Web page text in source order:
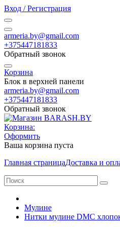
Вход / Регистрация
armeria.by@gmail.com
+375447181833
Обратный звонок
Корзина
Блок в верхней панели
armeria.by@gmail.com
+375447181833
Обратный звонок
Корзина:
Оформить
Ваша корзина пуста
Главная страницаДоставка и
Мулине
Нитки мулине DMC